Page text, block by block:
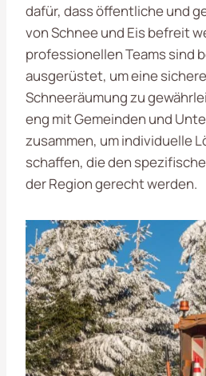
dafür, dass öffentliche und
von Schnee und Eis befreit
professionellen Teams sind
ausgerüstet, um eine
Schneeräumung zu
eng mit Gemeinden und
zusammen, um individuelle
schaffen, die den
der Region gerecht werden.